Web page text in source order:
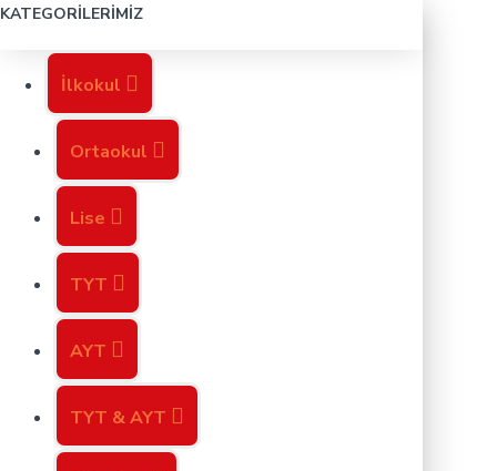
KATEGORILERIMIZ
İlkokul
Ortaokul
Lise
TYT
AYT
TYT & AYT